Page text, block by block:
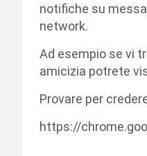
notifiche su
network.
Ad esempio se vi
amicizia potrete
Provare per
https://